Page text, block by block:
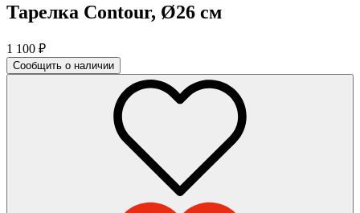
Тарелка Contour, Ø26 см
1 100 ₽
Сообщить о наличии